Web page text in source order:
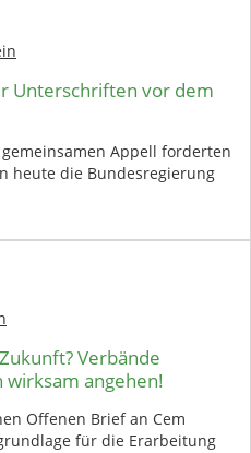
Unterschriften vor dem
Appell forderten
heute die Bundesregierung
Verbände
angehen!
Offenen Brief an Cem
für die Erarbeitung